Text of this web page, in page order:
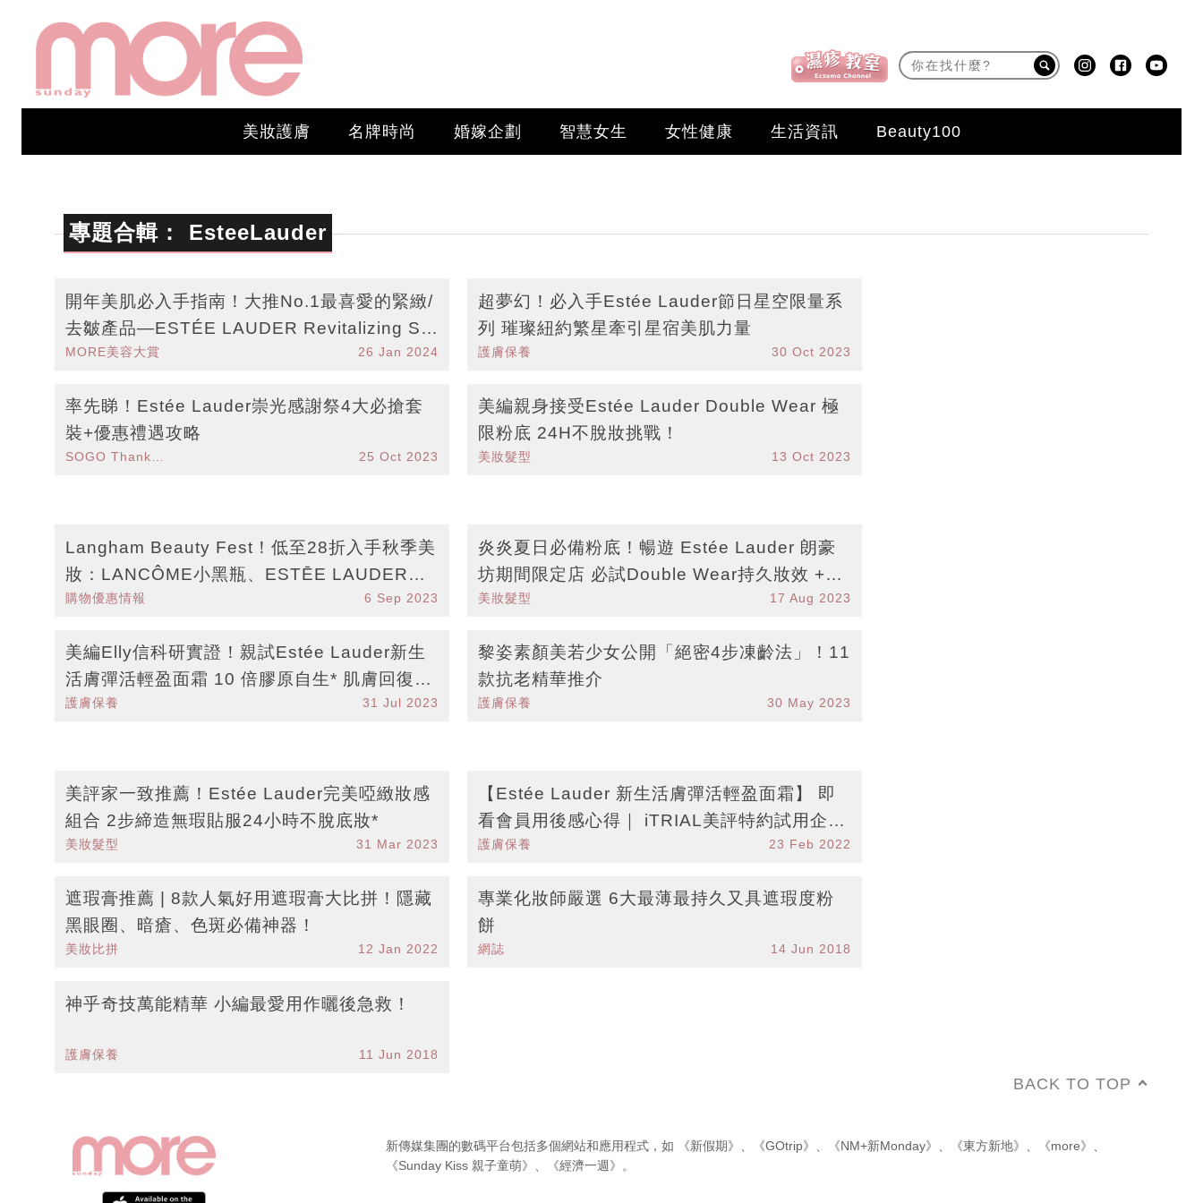
美妝護膚 名牌時尚 婚嫁企劃 智慧女生 女性健康 生活資訊 Beauty100
專題合輯： EsteeLauder
開年美肌必入手指南！大推No.1最喜愛的緊緻/
去皺產品—ESTÉE LAUDER Revitalizing Su
preme+ 新生活膚彈活輕盈面霜，及最喜愛的
久柔亮妝前乳霜 SPF20 / PA++
MORE美容大賞 26 Jan 2024
超夢幻！必入手Estée Lauder節日星空限量系
列 璀璨紐約繁星牽引星宿美肌力量
護膚保養 30 Oct 2023
率先睇！Estée Lauder崇光感謝祭4大必搶套
裝+優惠禮遇攻略
SOGO Thankful Weeks 2024 25 Oct 2023
美編親身接受Estée Lauder Double Wear 極
限粉底 24H不脫妝挑戰！
美妝髮型 13 Oct 2023
Langham Beauty Fest！低至28折入手秋季美
妝：LANCÔME小黑瓶、ESTĒE LAUDER粉
底套裝
購物優惠情報 6 Sep 2023
炎炎夏日必備粉底！暢遊 Estée Lauder 朗豪
坊期間限定店 必試Double Wear持久妝效 +限
定Love Lock系列
美妝髮型 17 Aug 2023
美編Elly信科研實證！親試Estée Lauder新生
活膚彈活輕盈面霜 10 倍膠原自生* 肌膚回復飽
滿彈性
護膚保養 31 Jul 2023
黎姿素顏美若少女公開「絕密4步凍齡法」！11
款抗老精華推介
護膚保養 30 May 2023
美評家一致推薦！Estée Lauder完美啞緻妝感
組合 2步締造無瑕貼服24小時不脫底妝*
美妝髮型 31 Mar 2023
【Estée Lauder 新生活膚彈活輕盈面霜】 即
看會員用後感心得｜ iTRIAL美評特約試用企劃
💌
護膚保養 23 Feb 2022
遮瑕膏推薦 | 8款人氣好用遮瑕膏大比拼！隱藏
黑眼圈、暗瘡、色斑必備神器！
美妝比拼 12 Jan 2022
專業化妝師嚴選 6大最薄最持久又具遮瑕度粉
餅
網誌 14 Jun 2018
神乎奇技萬能精華 小編最愛用作曬後急救！
護膚保養 11 Jun 2018
BACK TO TOP
新傳媒集團的數碼平台包括多個網站和應用程式，如 《新假期》 《GOtrip》 《NM+新Monday》 《東方新地》 《more》
《Sunday Kiss 親子童萌》
《經濟一週》 。